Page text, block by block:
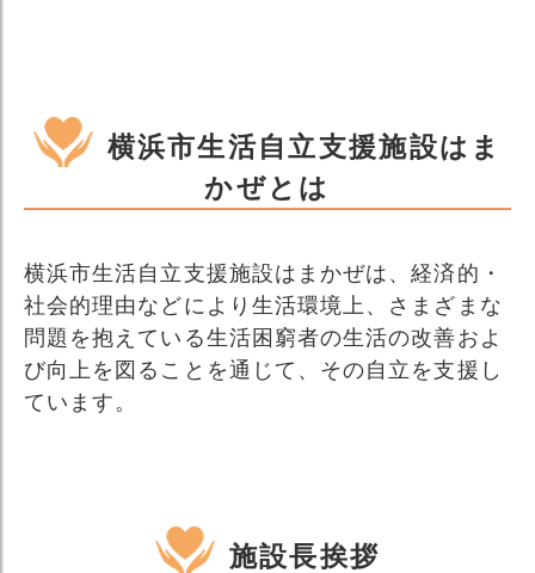
横浜市生活自立支援施設はま
かぜとは
横浜市生活自立支援施設はまかぜは、経済的・
社会的理由などにより生活環境上、さまざまな
問題を抱えている生活困窮者の生活の改善およ
び向上を図ることを通じて、その自立を支援し
ています。
施設長挨拶